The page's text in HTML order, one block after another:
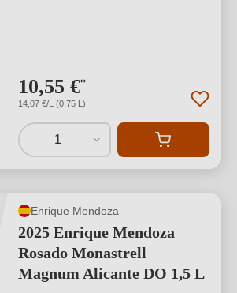
10,55 €*
14,07 €/L (0,75 L)
1
Enrique Mendoza
2025 Enrique Mendoza
Rosado Monastrell
Magnum Alicante DO 1,5 L